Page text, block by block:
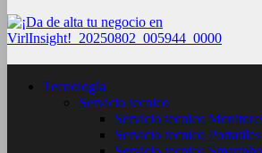
Tecnología
Servicio tecnico
Servicio tecnico
Servicio tecnico Portatiles